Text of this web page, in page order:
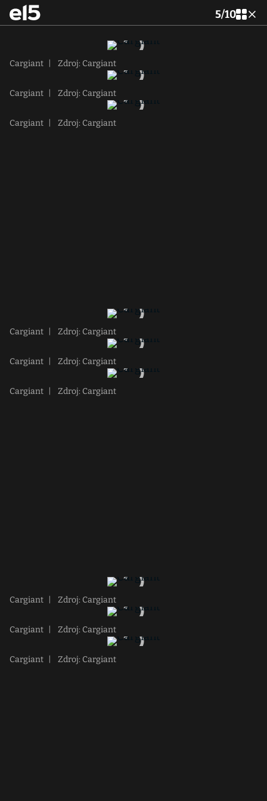
5/10
Cargiant Zdroj: Cargiant
Cargiant Zdroj: Cargiant
Cargiant Zdroj: Cargiant
Cargiant Zdroj: Cargiant
Cargiant Zdroj: Cargiant
Cargiant Zdroj: Cargiant
Cargiant Zdroj: Cargiant
Cargiant Zdroj: Cargiant
Cargiant Zdroj: Cargiant